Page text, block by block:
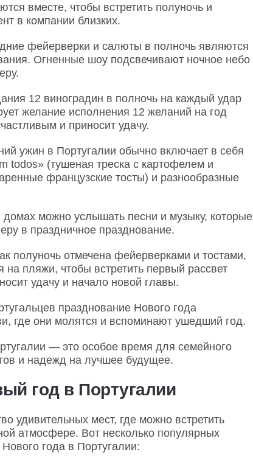
вместе, чтобы встретить полуночь и
в компании близких.
фейерверки и салюты в полночь являются
Огненные шоу подсвечивают ночное небо
12 виноградин в полночь на каждый удар
желание исполнения 12 желаний на год
и приносит удачу.
ужин в Португалии обычно включает в себя
todos» (тушеная треска с картофелем и
французские тосты) и разнообразные
можно услышать песни и музыку, которые
в праздничное празднование.
полуночь отмечена фейерверками и тостами,
пляжи, чтобы встретить первый рассвет
удачу и начало новой главы.
празднование Нового года
где они молятся и вспоминают ушедший год.
— это особое время для семейного
и надежд на лучшее будущее.
год в Португалии
удивительных мест, где можно встретить
атмосфере. Вот несколько популярных
года в Португалии: